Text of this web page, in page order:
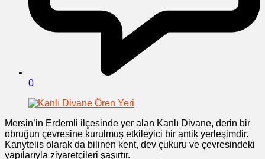
0
Mersin’in Erdemli ilçesinde yer alan Kanlı Divane, derin bir
obruğun çevresine kurulmuş etkileyici bir antik yerleşimdir.
Kanytelis olarak da bilinen kent, dev çukuru ve çevresindeki
yapılarıyla ziyaretçileri şaşırtır.